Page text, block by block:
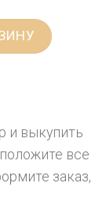
и выкупить
все
заказ,